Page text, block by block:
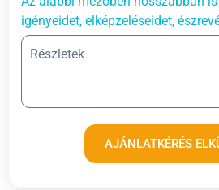
igényeidet, elképzeléseidet,
AJÁNLATKÉRÉS